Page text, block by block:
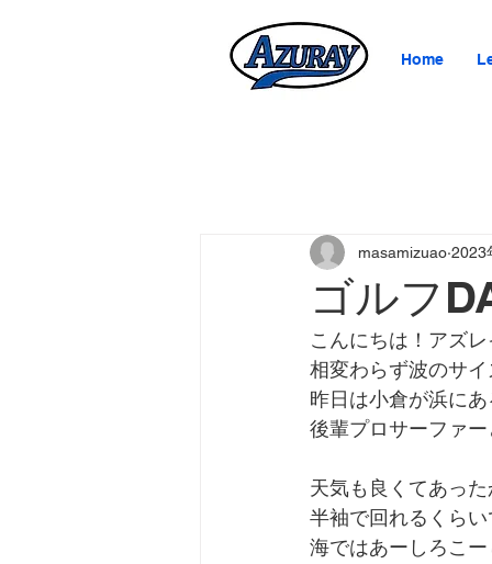
Home
ゴルフ
masamizuao 2023
こんにちは！アズ
相変わらず波のサ
昨日は小倉が浜に
後輩プロサーファ
天気も良くてあっ
半袖で回れるくら
海ではあーしろこ